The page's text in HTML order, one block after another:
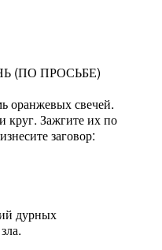
(ПО ПРОСЬБЕ)
оранжевых свечей.
круг. Зажгите их по
заговор:
дурных